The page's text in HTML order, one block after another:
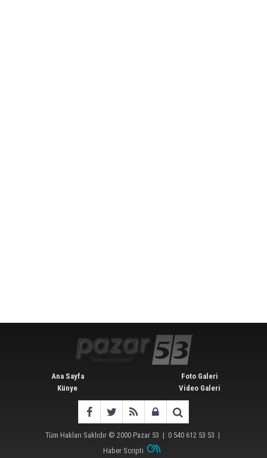
Ana Sayfa
Künye
Foto Galeri
Video Galeri
Tüm Hakları Saklıdır © 2000 Pazar 53 | 0 540 612 53 53 |
Haber Scripti